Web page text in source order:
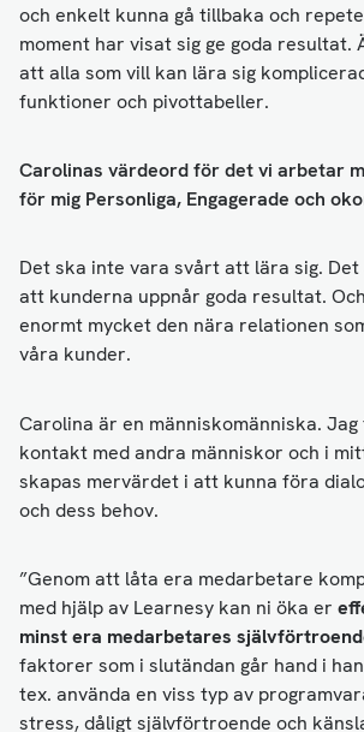
och enkelt kunna gå tillbaka och
moment har visat sig ge goda resultat.
att alla som vill kan lära sig
funktioner och pivottabeller.
Carolinas värdeord för det vi arbetar
för mig Personliga, Engagerade och
Det ska inte vara svårt att lära sig.
att kunderna uppnår goda resultat.
enormt mycket den nära relationen
våra kunder.
Carolina är en människomänniska.
kontakt med andra människor och i
skapas mervärdet i att kunna föra
och dess behov.
”Genom att låta era medarbetare
med hjälp av Learnesy kan ni öka er
minst era medarbetares
faktorer som i slutändan går hand i
tex. använda en viss typ av
stress, dåligt självförtroende och